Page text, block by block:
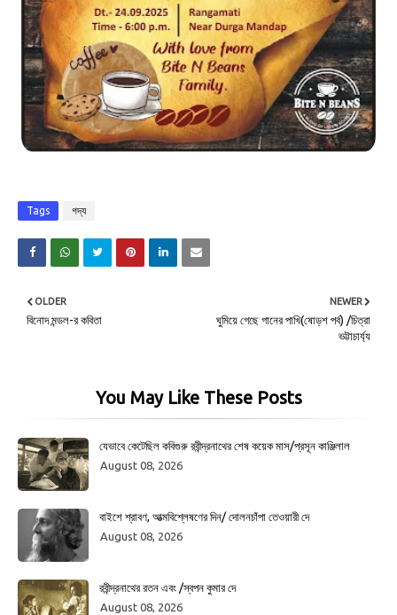
Tags গদ্য
NEWER
ঘুমিয়ে গেছে গানের পাখি(ষোড়শ পর্ব) /চিত্রা
ভট্টাচার্য্য
OLDER
বিনোদ মন্ডল-র কবিতা
You May Like These Posts
যেভাবে কেটেছিল কবিগুরু রবীন্দ্রনাথের শেষ কয়েক মাস/প্রসূন কাঞ্জিলাল
August 08, 2026
বাইশে শ্রাবণ, আত্মবিশ্লেষণের দিন/ দোলনচাঁপা তেওয়ারী দে
August 08, 2026
রবীন্দ্রনাথের রতন এবং /স্বপন কুমার দে
August 08, 2026